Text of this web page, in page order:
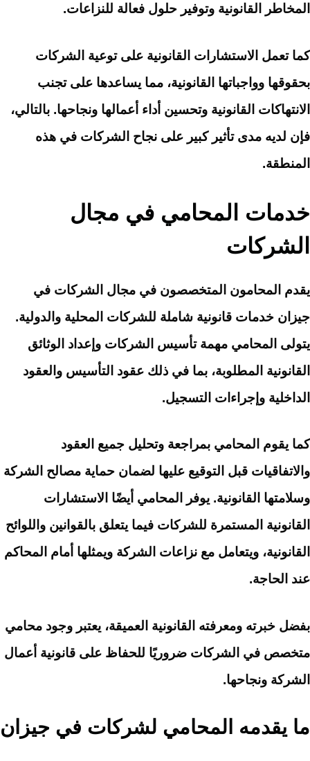
المخاطر القانونية وتوفير حلول فعالة للنزاعات.
كما تعمل الاستشارات القانونية على توعية الشركات
بحقوقها وواجباتها القانونية، مما يساعدها على تجنب
الانتهاكات القانونية وتحسين أداء أعمالها ونجاحها. بالتالي،
فإن لديه مدى تأثير كبير على نجاح الشركات في هذه
المنطقة.
خدمات المحامي في مجال
الشركات
يقدم المحامون المتخصصون في مجال الشركات في
جيزان خدمات قانونية شاملة للشركات المحلية والدولية.
يتولى المحامي مهمة تأسيس الشركات وإعداد الوثائق
القانونية المطلوبة، بما في ذلك عقود التأسيس والعقود
الداخلية وإجراءات التسجيل.
كما يقوم المحامي بمراجعة وتحليل جميع العقود
والاتفاقيات قبل التوقيع عليها لضمان حماية مصالح الشركة
وسلامتها القانونية. يوفر المحامي أيضًا الاستشارات
القانونية المستمرة للشركات فيما يتعلق بالقوانين واللوائح
القانونية، ويتعامل مع نزاعات الشركة ويمثلها أمام المحاكم
عند الحاجة.
بفضل خبرته ومعرفته القانونية العميقة، يعتبر وجود محامي
متخصص في الشركات ضروريًا للحفاظ على قانونية أعمال
الشركة ونجاحها.
ما يقدمه المحامي لشركات في جيزان